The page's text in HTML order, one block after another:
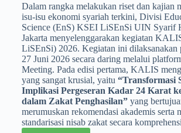
Dalam rangka melakukan riset dan kajian
isu-isu ekonomi syariah terkini, Divisi
Science (EnS) KSEI LiSEnSi UIN Syarif
Jakarta menyelenggarakan kegiatan
LiSEnSi) 2026. Kegiatan ini dilaksanakan
27 Juni 2026 secara daring melalui
Meeting. Pada edisi pertama, KALIS
yang sangat krusial, yaitu “Transformasi
Implikasi Pergeseran Kadar 24 Karat
dalam Zakat Penghasilan”yang
merumuskan rekomendasi akademis serta
standarisasi nisab zakat secara